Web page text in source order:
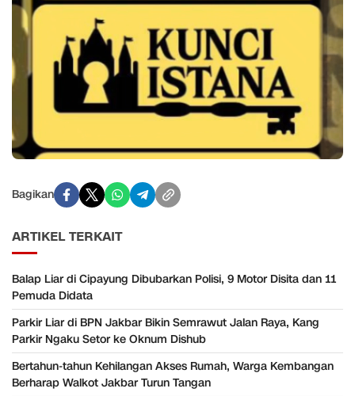
Bagikan
ARTIKEL TERKAIT
Balap Liar di Cipayung Dibubarkan Polisi, 9 Motor Disita dan 11
Pemuda Didata
Parkir Liar di BPN Jakbar Bikin Semrawut Jalan Raya, Kang
Parkir Ngaku Setor ke Oknum Dishub
Bertahun-tahun Kehilangan Akses Rumah, Warga Kembangan
Berharap Walkot Jakbar Turun Tangan